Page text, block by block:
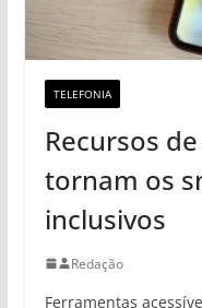
TELEFONIA
Recursos
tornam os
inclusivos
Redação
Ferramentas